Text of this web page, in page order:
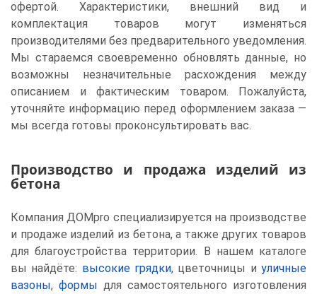
офертой. Характеристики, внешний вид и
комплектация товаров могут изменяться
производителями без предварительного уведомления.
Мы стараемся своевременно обновлять данные, но
возможны незначительные расхождения между
описанием и фактическим товаром. Пожалуйста,
уточняйте информацию перед оформлением заказа —
мы всегда готовы проконсультировать вас.
Производство и продажа изделий из
бетона
Компания ДОМpro специализируется на производстве
и продаже изделий из бетона, а также других товаров
для благоустройства территории. В нашем каталоге
вы найдёте: высокие грядки, цветочницы иуличные
вазоны, формы для самостоятельного изготовления